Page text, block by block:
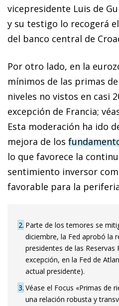
vicepresidente Luis de
y su testigo lo recogerá
del banco central de
Por otro lado, en la
mínimos de las primas
niveles no vistos en casi
excepción de Francia;
Esta moderación ha ido
mejora de los
lo que favorece la
sentimiento inversor
favorable para la
2 Parte de los temores se
diciembre, la Fed aprobó la
presidentes de las Reservas
excepción, en la Fed de
actual presidente).
3 Véase el Focus «Primas de
una relación robusta y